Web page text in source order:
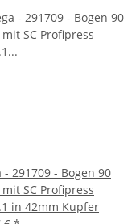
- 291709 - Bogen 90
SC Profipress
in 42mm Kupfer